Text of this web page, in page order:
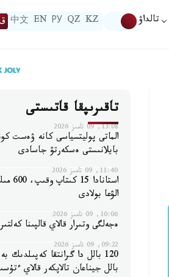
تالداۋ KZ
QZ
РУ
EN
中文
تاقىرىپقا قاتىستى
13:08, 09 تامىز 2026
الماتى پوليتسياسى كانە ۋەست
بايلانىستى ەسكەرتۋ جاسادى
11:40, 09 تامىز 2026
الۋعا بولادى
10:06, 09 تامىز 2026
ەجەلگى وتىرار قالاي قالپىنا
09:22, 09 تامىز 2026
بالل جيناعان تالاپكەر قالاي